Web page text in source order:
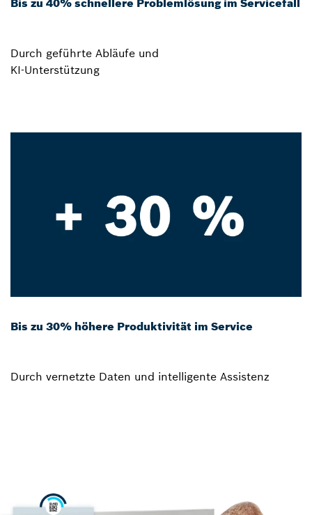
Bis zu 40% schnellere Problemlösung im Servicefall
Durch geführte Abläufe und
KI-Unterstützung
Bis zu 30% höhere Produktivität im Service
Durch vernetzte Daten und intelligente Assistenz